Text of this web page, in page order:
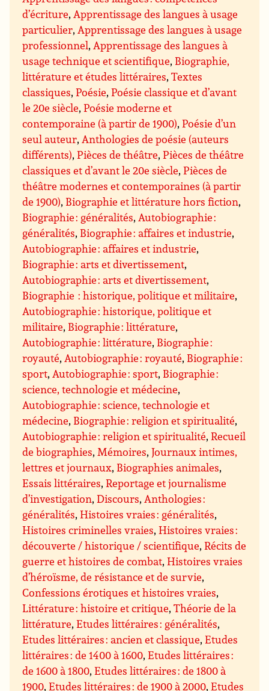
d’écriture,Apprentissage des langues à usage
particulier,Apprentissage des langues à usage
professionnel,Apprentissage des langues à
usage technique et scientifique, Biographie,
littérature et études littéraires,Textes
classiques,Poésie,Poésie classique et d’avant
le 20e siècle,Poésie moderne et
contemporaine (à partir de 1900),Poésie d’un
seul auteur,Anthologies de poésie (auteurs
différents),Pièces de théâtre,Pièces de théâtre
classiques et d’avant le 20e siècle,Pièces de
théâtre modernes et contemporaines (à partir
de 1900), Biographie et littérature hors fiction,
Biographie : généralités,Autobiographie :
généralités, Biographie : affaires et industrie,
Autobiographie : affaires et industrie,
Biographie : arts et divertissement,
Autobiographie : arts et divertissement,
Biographie : historique, politique et militaire,
Autobiographie : historique, politique et
militaire, Biographie : littérature,
Autobiographie : littérature, Biographie :
royauté,Autobiographie : royauté, Biographie :
sport,Autobiographie : sport, Biographie :
science, technologie et médecine,
Autobiographie : science, technologie et
médecine, Biographie : religion et spiritualité,
Autobiographie : religion et spiritualité,Recueil
de biographies,Mémoires,Journaux intimes,
lettres et journaux, Biographies animales,
Essais littéraires,Reportage et journalisme
d’investigation,Discours,Anthologies :
généralités,Histoires vraies : généralités,
Histoires criminelles vraies,Histoires vraies :
découverte / historique / scientifique,Récits de
guerre et histoires de combat,Histoires vraies
d’héroïsme, de résistance et de survie,
Confessions érotiques et histoires vraies,
Littérature : histoire et critique,Théorie de la
littérature,Etudes littéraires : généralités,
Etudes littéraires : ancien et classique,Etudes
littéraires : de 1400 à 1600,Etudes littéraires :
de 1600 à 1800,Etudes littéraires : de 1800 à
1900,Etudes littéraires : de 1900 à 2000,Etudes